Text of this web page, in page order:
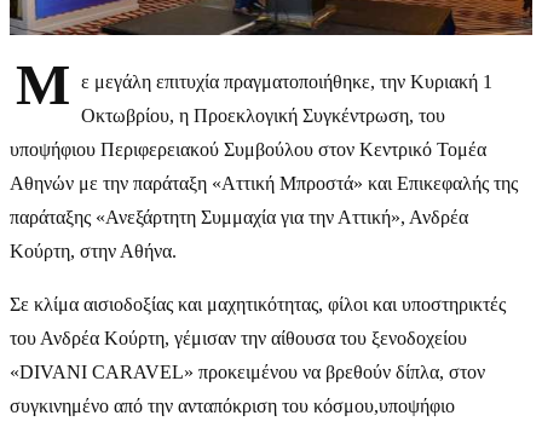
Μ
ε μεγάλη επιτυχία πραγματοποιήθηκε, την Κυριακή 1
Οκτωβρίου, η Προεκλογική Συγκέντρωση, του
υποψήφιου Περιφερειακού Συμβούλου στον Κεντρικό Τομέα
Αθηνών με την παράταξη «Αττική Μπροστά» και Επικεφαλής της
παράταξης «Ανεξάρτητη Συμμαχία για την Αττική», Ανδρέα
Κούρτη, στην Αθήνα.
Σε κλίμα αισιοδοξίας και μαχητικότητας, φίλοι και υποστηρικτές
του Ανδρέα Κούρτη, γέμισαν την αίθουσα του ξενοδοχείου
«DIVANI CARAVEL» προκειμένου να βρεθούν δίπλα, στον
συγκινημένο από την ανταπόκριση του κόσμου,υποψήφιο